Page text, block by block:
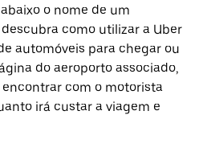
o nome de um
como utilizar a Uber
automóveis para chegar ou
do aeroporto associado,
com o motorista
irá custar a viagem e